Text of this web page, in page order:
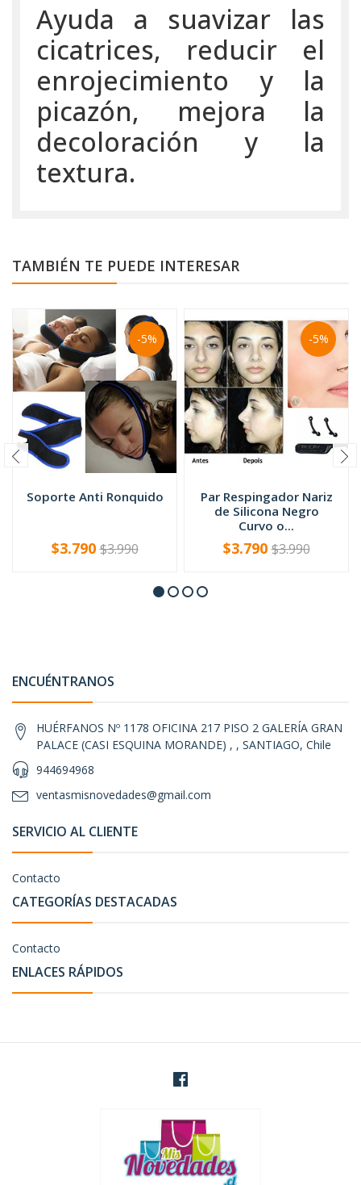
Ayuda a suavizar las
cicatrices, reducir el
enrojecimiento y la
picazón, mejora la
decoloración y la
textura.
TAMBIÉN TE PUEDE INTERESAR
-5%
Soporte Anti Ronquido
+
$3.790$3.990
-5%
Par Respingador Nariz
de Silicona Negro
Curvo o...
VER OPCIONES
$3.790$3.990
ENCUÉNTRANOS
HUÉRFANOS Nº 1178 OFICINA 217 PISO 2 GALERÍA GRAN
PALACE (CASI ESQUINA MORANDE) , , SANTIAGO, Chile
944694968
ventasmisnovedades@gmail.com
SERVICIO AL CLIENTE
Contacto
CATEGORÍAS DESTACADAS
Contacto
ENLACES RÁPIDOS